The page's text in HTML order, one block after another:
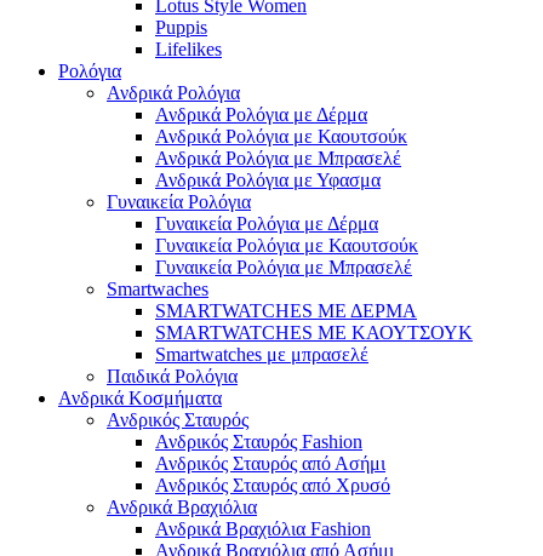
Lotus Style Women
Puppis
Lifelikes
Ρολόγια
Ανδρικά Ρολόγια
Ανδρικά Ρολόγια με Δέρμα
Ανδρικά Ρολόγια με Καουτσούκ
Ανδρικά Ρολόγια με Μπρασελέ
Ανδρικά Ρολόγια με Υφασμα
Γυναικεία Ρολόγια
Γυναικεία Ρολόγια με Δέρμα
Γυναικεία Ρολόγια με Καουτσούκ
Γυναικεία Ρολόγια με Μπρασελέ
Smartwaches
SMARTWATCHES ΜΕ ΔΕΡΜΑ
SMARTWATCHES ΜΕ ΚΑΟΥΤΣΟΥΚ
Smartwatches με μπρασελέ
Παιδικά Ρολόγια
Ανδρικά Κοσμήματα
Ανδρικός Σταυρός
Ανδρικός Σταυρός Fashion
Ανδρικός Σταυρός από Ασήμι
Ανδρικός Σταυρός από Χρυσό
Ανδρικά Βραχιόλια
Ανδρικά Βραχιόλια Fashion
Ανδρικά Βραχιόλια από Ασήμι